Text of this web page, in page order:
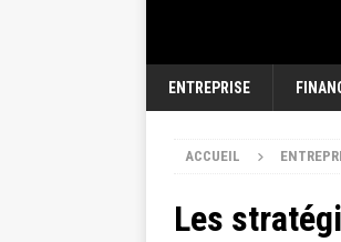
ENTREPRISE
ACCUEIL
Les